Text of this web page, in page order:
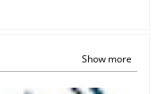
Show more